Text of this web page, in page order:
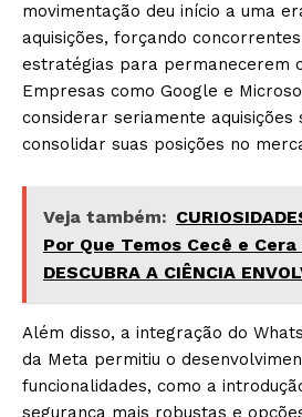
movimentação deu início a uma
aquisições, forçando
estratégias para permanecerem
Empresas como Google e
considerar seriamente aquisições
consolidar suas posições no
Veja também:
Por Que Temos Cecê e
DESCUBRA A CIÊNCIA
Além disso, a integração do
da Meta permitiu o
funcionalidades, como a
segurança mais robustas e